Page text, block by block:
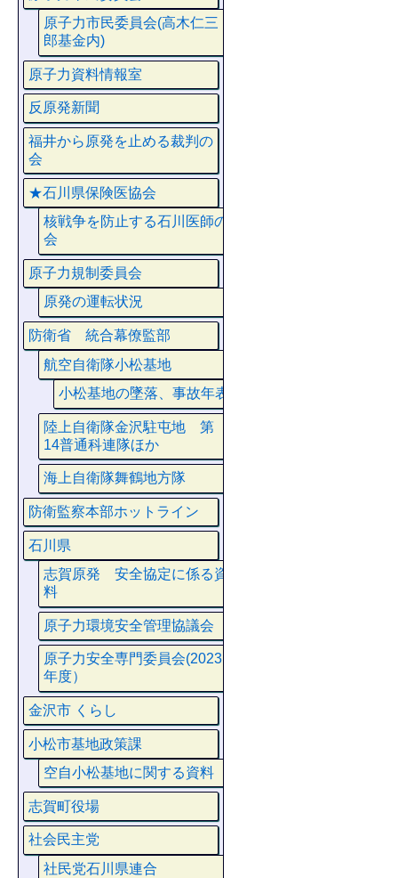
原子力市民委員会(高木仁三
郎基金内)
原子力資料情報室
反原発新聞
福井から原発を止める裁判の
会
★石川県保険医協会
核戦争を防止する石川医師の
会
原子力規制委員会
原発の運転状況
防衛省 統合幕僚監部
航空自衛隊小松基地
小松基地の墜落、事故年表
陸上自衛隊金沢駐屯地 第
14普通科連隊ほか
海上自衛隊舞鶴地方隊
防衛監察本部ホットライン
石川県
志賀原発 安全協定に係る資
料
原子力環境安全管理協議会
原子力安全専門委員会(2023
年度）
金沢市 くらし
小松市基地政策課
空自小松基地に関する資料
志賀町役場
社会民主党
社民党石川県連合